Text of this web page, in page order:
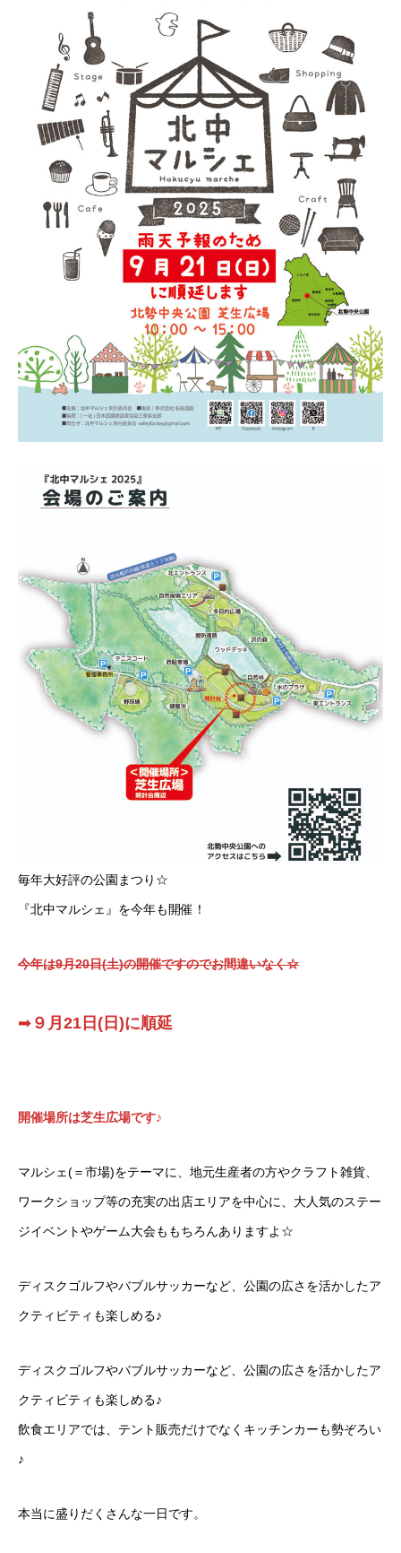
毎年大好評の公園まつり☆
『北中マルシェ』を今年も開催！
今年は9月20日(土)の開催ですのでお間違いなく☆
➡ ９月21日(日)に順延
開催場所は芝生広場です♪
マルシェ(＝市場)をテーマに、地元生産者の方やクラフト雑貨、
ワークショップ等の充実の出店エリアを中心に、大人気のステー
ジイベントやゲーム大会ももちろんありますよ☆
ディスクゴルフやバブルサッカーなど、公園の広さを活かしたア
クティビティも楽しめる♪
ディスクゴルフやバブルサッカーなど、公園の広さを活かしたア
クティビティも楽しめる♪
飲食エリアでは、テント販売だけでなくキッチンカーも勢ぞろい
♪
本当に盛りだくさんな一日です。